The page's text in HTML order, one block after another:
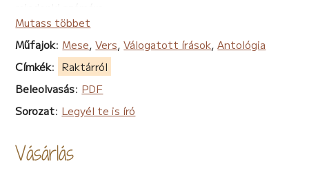
A könyv borító dizájnját most is Kakucsi-Csernák
Zoltán, Prima és Dürer díjas festőművész, az MKMT
mozgalom nagykövete tervezte, és támogatásként
bocsátotta a mozgalom rendelkezésére.
Az értékesítésből befolyó profit teljes mértékben az
MKMT mozgalmat támogatja.
Köszönjük minden kedves vásárlónak a támogatást.
szemét ellen! könyvből:
https://www.youtube.com/watch?v=Y3gMFZAi-Lg
Mutass többet
Műfajok: Mese,Vers,Válogatott írások,Antológia
Címkék: Raktárról
Beleolvasás: PDF
Sorozat: Legyél te is író
Vásárlás